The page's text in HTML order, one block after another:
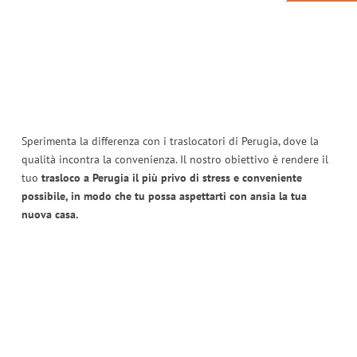
Sperimenta la differenza con i traslocatori di Perugia, dove la
qualità incontra la convenienza. Il nostro obiettivo è rendere il
tuo trasloco a Perugia il più privo di stress e conveniente
possibile, in modo che tu possa aspettarti con ansia la tua
nuova casa.